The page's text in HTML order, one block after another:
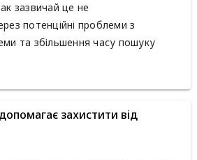
зазвичай це не
потенційні проблеми з
та збільшення часу пошуку
захистити від